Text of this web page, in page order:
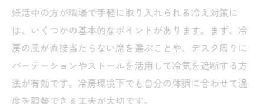
妊活中の方が職場で手軽に取り入れられる冷え対策に
は、いくつかの基本的なポイントがあります。まず、冷
房の風が直接当たらない席を選ぶことや、デスク周りに
パーテーションやストールを活用して冷気を遮断する方
法が有効です。冷房環境下でも自分の体調に合わせて温